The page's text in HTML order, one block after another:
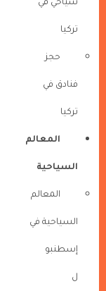
سياحي في
تركيا
حجز
فنادق في
تركيا
المعالم
السياحية
المعالم
السياحية في
إسطنبو
ل